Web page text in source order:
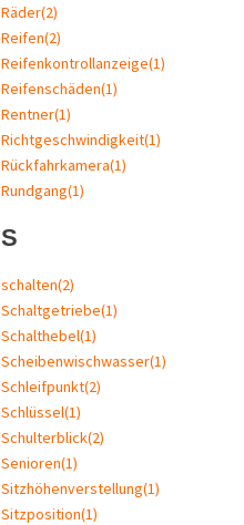
Räder(2)
Reifen(2)
Reifenkontrollanzeige(1)
Reifenschäden(1)
Rentner(1)
Richtgeschwindigkeit(1)
Rückfahrkamera(1)
Rundgang(1)
S
schalten(2)
Schaltgetriebe(1)
Schalthebel(1)
Scheibenwischwasser(1)
Schleifpunkt(2)
Schlüssel(1)
Schulterblick(2)
Senioren(1)
Sitzhöhenverstellung(1)
Sitzposition(1)